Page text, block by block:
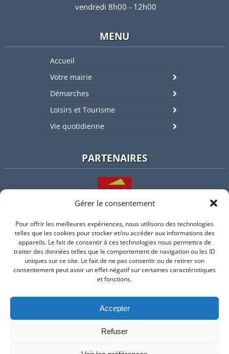
Gérer le consentement
Pour offrir les meilleures expériences, nous utilisons des technologies
telles que les cookies pour stocker et/ou accéder aux informations des
appareils. Le fait de consentir à ces technologies nous permettra de
traiter des données telles que le comportement de navigation ou les ID
uniques sur ce site. Le fait de ne pas consentir ou de retirer son
consentement peut avoir un effet négatif sur certaines caractéristiques
et fonctions.
Accepter
Refuser
vendredi 8h00 - 12h00
MENU
Accueil
Votre mairie
Démarches
Loisirs et Tourisme
Vie quotidienne
PARTENAIRES
L'intercommunalité
Intramuros
Suivez-nous sur Facebook
Site